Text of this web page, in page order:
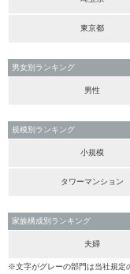
東京都
男女別ランキング
男性
規模別ランキング
小規模
タワーマンション
家族構成別ランキング
夫婦
※文字がグレーの部門は当社規定